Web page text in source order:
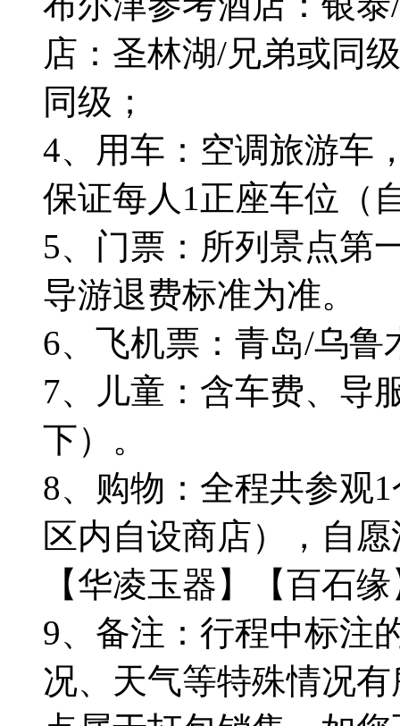
店：圣林湖/兄弟或同
同级；
4、用车：空调旅游车
保证每人1正座车位（
5、门票：所列景点第
导游退费标准为准。
6、飞机票：青岛/乌
7、儿童：含车费、导
下）。
8、购物：全程共参观
区内自设商店），自
【华凌玉器】【百石
9、备注：行程中标注
况、天气等特殊情况